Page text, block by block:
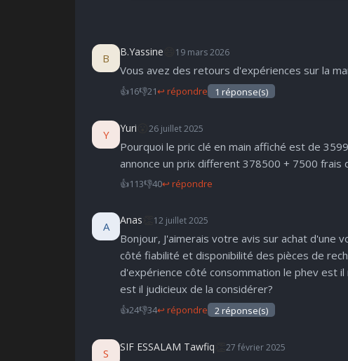
🤩
Parfait
👏
Bravo
B B.Yassine 19 mars 2026
Vous avez des retours d'expériences sur la
👍16👎21↩ répondre 1 réponse(s)
Y Yuri 26 juillet 2025
Pourquoi le pric clé en main affiché est de
annonce un prix different 378500 + 7500 frais
👍113👎40↩ répondre
A Anas 12 juillet 2025
Bonjour, J'aimerais votre avis sur achat d'une
côté fiabilité et disponibilité des pièces de
d'expérience côté consommation le phev est
est il judicieux de la considérer?
👍24👎34↩ répondre 2 réponse(s)
S SIF ESSALAM Tawfiq 27 février 2025